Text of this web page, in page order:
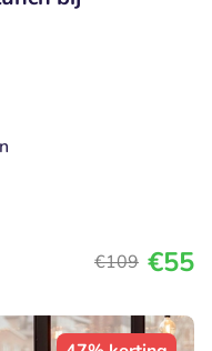
€109 €55